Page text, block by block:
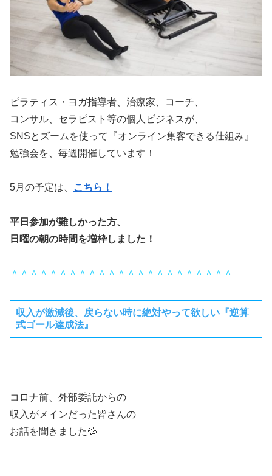
ピラティス・ヨガ指導者、治療家、コーチ、
コンサル、セラピスト等の個人ビジネスが、
SNSとズームを使って『オンライン集客できる仕組み』
勉強会を、毎週開催しています！
5月の予定は、 こちら！
平日参加が難しかった方、
日曜の朝の時間を増枠しました！
＾＾＾＾＾＾＾＾＾＾＾＾＾＾＾＾＾＾＾＾＾＾＾
収入が激減後、戻らない時に絶対やって欲しい『逆算
式ゴール達成法』
コロナ前、外部委託からの
収入がメインだった皆さんの
お話を聞きました💦